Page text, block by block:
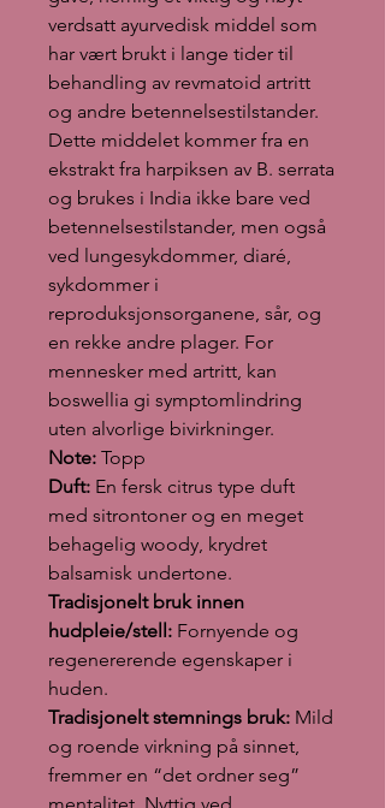
verdsatt ayurvedisk middel som
har vært brukt i lange tider til
behandling av revmatoid artritt
og andre betennelsestilstander.
Dette middelet kommer fra en
ekstrakt fra harpiksen av B. serrata
og brukes i India ikke bare ved
betennelsestilstander, men også
ved lungesykdommer, diaré,
sykdommer i
reproduksjonsorganene, sår, og
en rekke andre plager. For
mennesker med artritt, kan
boswellia gi symptomlindring
uten alvorlige bivirkninger.
Note: Topp
Duft: En fersk citrus type duft
med sitrontoner og en meget
behagelig woody, krydret
balsamisk undertone.
Tradisjonelt bruk innen
hudpleie/stell: Fornyende og
regenererende egenskaper i
huden.
Tradisjonelt stemnings bruk: Mild
og roende virkning på sinnet,
fremmer en “det ordner seg”